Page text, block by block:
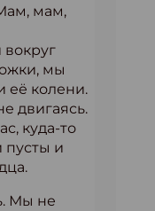
мам,
мы
её колени.
двигаясь.
куда-то
пусты и
Мы не